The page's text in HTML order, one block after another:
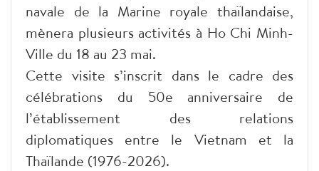
navale de la Marine royale thaïlandaise,
mènera plusieurs activités à Ho Chi Minh-
Ville du 18 au 23 mai.
Cette visite s’inscrit dans le cadre des
célébrations du 50e anniversaire de
l’établissement des relations
diplomatiques entre le Vietnam et la
Thaïlande (1976-2026).